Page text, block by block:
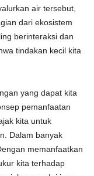
air tersebut,
dari ekosistem
berinteraksi dan
tindakan kecil kita
yang dapat kita
pemanfaatan
kita untuk
Dalam banyak
memanfaatkan
kita terhadap